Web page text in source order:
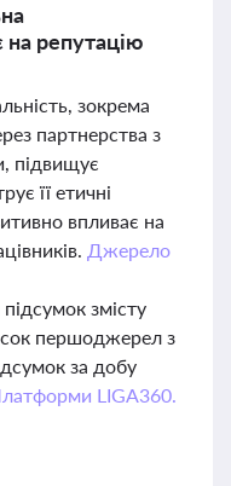
на репутацію
зокрема
партнерства з
підвищує
її етичні
впливає на
Джерело
змісту
першоджерел з
за добу
LIGA360.